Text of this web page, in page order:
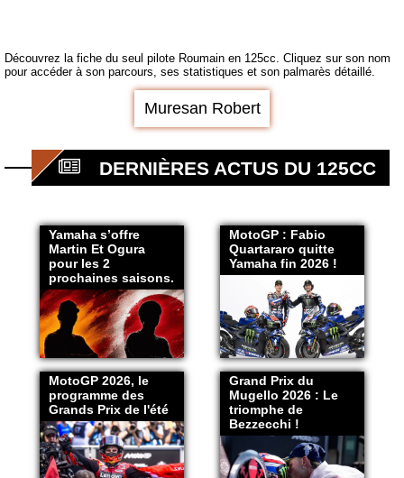
Découvrez la fiche du seul pilote Roumain en 125cc. Cliquez sur son nom
pour accéder à son parcours, ses statistiques et son palmarès détaillé.
Muresan Robert
DERNIÈRES ACTUS DU 125CC
Yamaha s’offre
Martin Et Ogura
pour les 2
prochaines saisons.
MotoGP : Fabio
Quartararo quitte
Yamaha fin 2026 !
MotoGP 2026, le
programme des
Grands Prix de l'été
Grand Prix du
Mugello 2026 : Le
triomphe de
Bezzecchi !